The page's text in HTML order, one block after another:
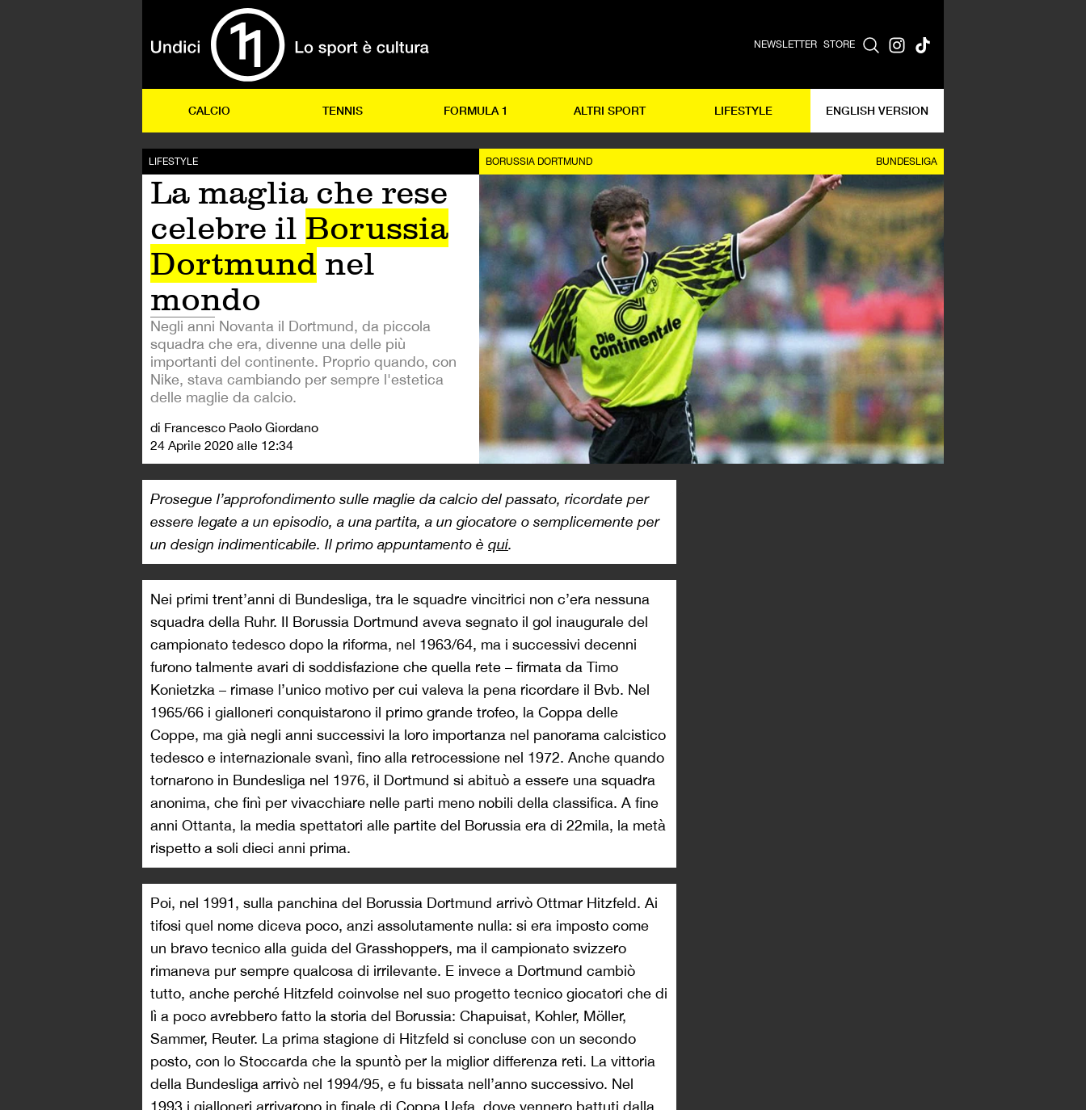
NEWSLETTER STORE
CALCIO TENNIS FORMULA 1 ALTRI SPORT LIFESTYLE ENGLISH VERSION
LIFESTYLE
La maglia che rese
celebre il Borussia
Dortmund nel
mondo
Negli anni Novanta il Dortmund, da piccola
squadra che era, divenne una delle più
importanti del continente. Proprio quando, con
Nike, stava cambiando per sempre l'estetica
delle maglie da calcio.
di Francesco Paolo Giordano
24 Aprile 2020 alle 12:34
BORUSSIA DORTMUND BUNDESLIGA
Prosegue l’approfondimento sulle maglie da calcio del passato, ricordate per
essere legate a un episodio, a una partita, a un giocatore o semplicemente per
un design indimenticabile. Il primo appuntamento è qui.
Nei primi trent’anni di Bundesliga, tra le squadre vincitrici non c’era nessuna
squadra della Ruhr. Il Borussia Dortmund aveva segnato il gol inaugurale del
campionato tedesco dopo la riforma, nel 1963/64, ma i successivi decenni
furono talmente avari di soddisfazione che quella rete – firmata da Timo
Konietzka – rimase l’unico motivo per cui valeva la pena ricordare il Bvb. Nel
1965/66 i gialloneri conquistarono il primo grande trofeo, la Coppa delle
Coppe, ma già negli anni successivi la loro importanza nel panorama calcistico
tedesco e internazionale svanì, fino alla retrocessione nel 1972. Anche quando
tornarono in Bundesliga nel 1976, il Dortmund si abituò a essere una squadra
anonima, che finì per vivacchiare nelle parti meno nobili della classifica. A fine
anni Ottanta, la media spettatori alle partite del Borussia era di 22mila, la metà
rispetto a soli dieci anni prima.
Poi, nel 1991, sulla panchina del Borussia Dortmund arrivò Ottmar Hitzfeld. Ai
tifosi quel nome diceva poco, anzi assolutamente nulla: si era imposto come
un bravo tecnico alla guida del Grasshoppers, ma il campionato svizzero
rimaneva pur sempre qualcosa di irrilevante. E invece a Dortmund cambiò
tutto, anche perché Hitzfeld coinvolse nel suo progetto tecnico giocatori che di
lì a poco avrebbero fatto la storia del Borussia: Chapuisat, Kohler, Möller,
Sammer, Reuter. La prima stagione di Hitzfeld si concluse con un secondo
posto, con lo Stoccarda che la spuntò per la miglior differenza reti. La vittoria
della Bundesliga arrivò nel 1994/95, e fu bissata nell’anno successivo. Nel
1993 i gialloneri arrivarono in finale di Coppa Uefa, dove vennero battuti dalla